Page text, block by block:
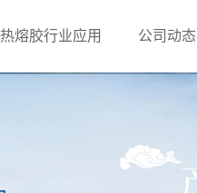
热熔胶行业应用 公司动态